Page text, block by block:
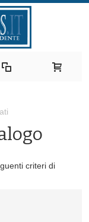
criteri di